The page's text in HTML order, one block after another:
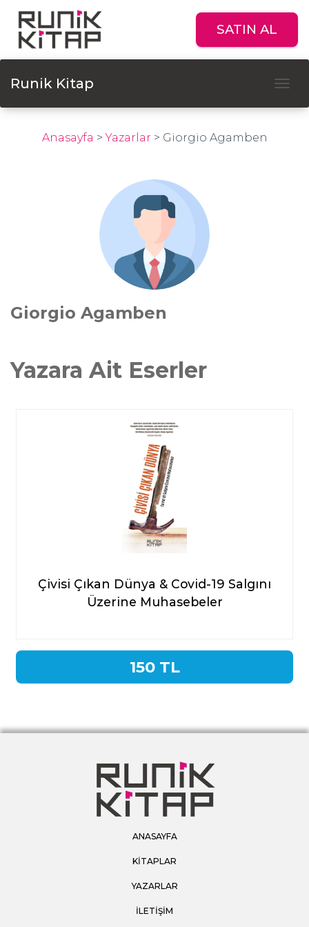
SATIN AL
Runik Kitap
Anasayfa >Yazarlar > Giorgio Agamben
Giorgio Agamben
Yazara Ait Eserler
Çivisi Çıkan Dünya & Covid-19 Salgını
Üzerine Muhasebeler
150 TL
ANASAYFA
KİTAPLAR
YAZARLAR
İLETİŞİM